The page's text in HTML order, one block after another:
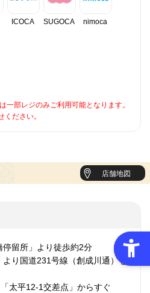
ICOCA SUGOCA nimoca
一部レジのみご利用可能となります。
ださい。
店舗地図
留所」より徒歩約2分
り国道231号線（創成川通）を
太平12-1交差点」からすぐ